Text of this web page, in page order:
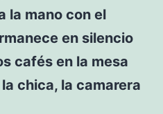
la mano con el
en silencio
cafés en la mesa
chica, la camarera